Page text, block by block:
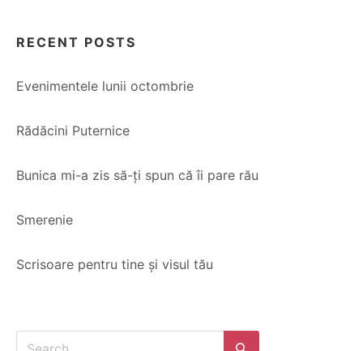
RECENT POSTS
Evenimentele lunii octombrie
Rădăcini Puternice
Bunica mi-a zis să-ți spun că îi pare rău
Smerenie
Scrisoare pentru tine și visul tău
Search